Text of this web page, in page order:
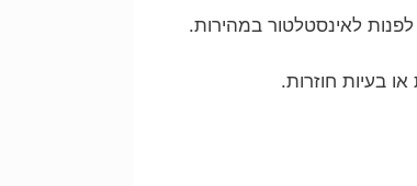
לאינסטלטור במהירות.
בעיות חוזרות.